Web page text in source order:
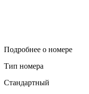
Подробнее о номере
Тип номера
Стандартный